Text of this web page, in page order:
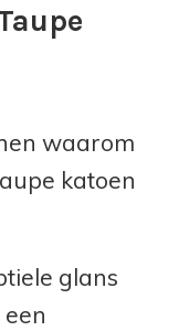
waarom
katoen
glans